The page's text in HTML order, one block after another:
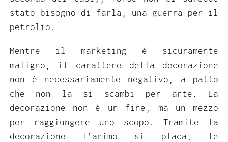
stato bisogno di farla, una guerra per il
petrolio.
Mentre il marketing è sicuramente
maligno, il carattere della decorazione
non è necessariamente negativo, a patto
che non la si scambi per arte. La
decorazione non è un fine, ma un mezzo
per raggiungere uno scopo. Tramite la
decorazione l’animo si placa, le